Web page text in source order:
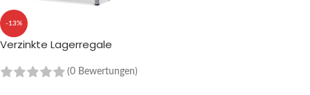
-13%
Verzinkte Lagerregale
(0 Bewertungen)